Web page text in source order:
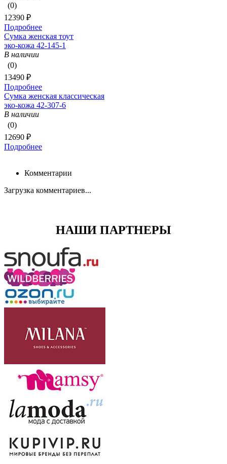
(0)
12390 ₽
Подробнее
Сумка женская тоут
эко-кожа 42-145-1
В наличии
(0)
13490 ₽
Подробнее
Сумка женская классическая
эко-кожа 42-307-6
В наличии
(0)
12690 ₽
Подробнее
Комментарии
Загрузка комментариев...
НАШИ ПАРТНЕРЫ